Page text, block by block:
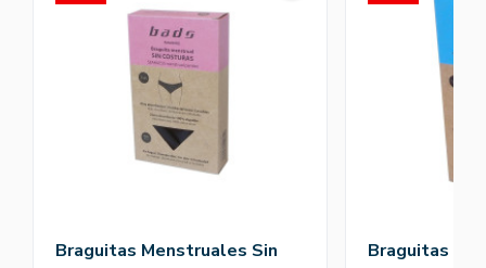
Braguitas Menstruales Sin
Braguitas